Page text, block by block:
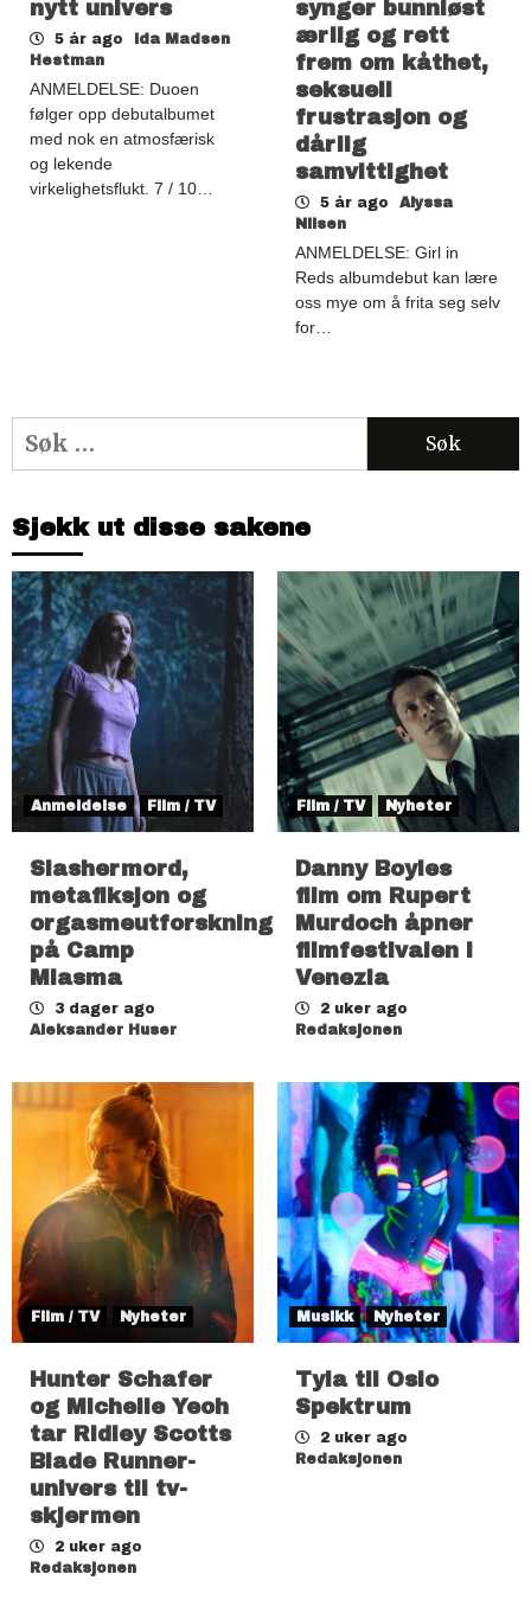
nytt univers
5 år ago
Ida Madsen
Hestman
ANMELDELSE: Duoen
følger opp debutalbumet
med nok en atmosfærisk
og lekende
virkelighetsflukt. 7 / 10…
synger bunnløst
ærlig og rett
frem om kåthet,
seksuell
frustrasjon og
dårlig
samvittighet
5 år ago
Alyssa
Nilsen
ANMELDELSE: Girl in
Reds albumdebut kan lære
oss mye om å frita seg selv
for…
Søk
etter:
Sjekk ut disse sakene
Anmeldelse Film / TV
Slashermord,
metafiksjon og
orgasmeutforskning
på Camp
Miasma
3 dager ago
Aleksander Huser
Film / TV Nyheter
Danny Boyles
film om Rupert
Murdoch åpner
filmfestivalen i
Venezia
2 uker ago
Redaksjonen
Film / TV Nyheter
Hunter Schafer
og Michelle Yeoh
tar Ridley Scotts
Blade Runner-
univers til tv-
skjermen
2 uker ago
Redaksjonen
Musikk Nyheter
Tyla til Oslo
Spektrum
2 uker ago
Redaksjonen